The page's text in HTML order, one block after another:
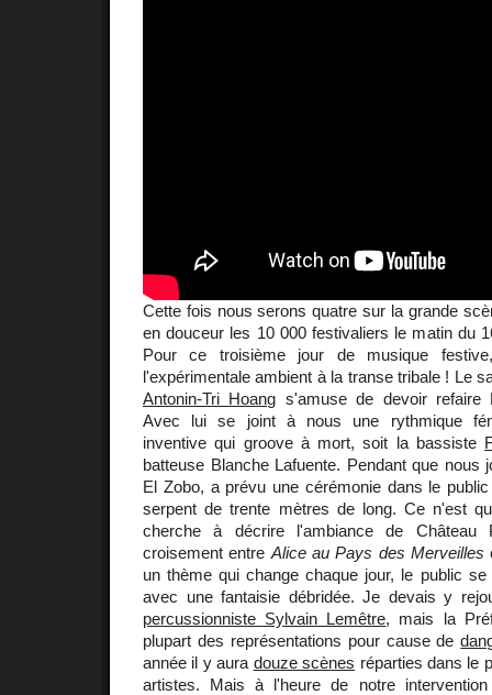
Cette fois nous serons quatre sur la grande
en douceur les 10 000 festivaliers le matin du
Pour ce troisième jour de musique
l'expérimentale ambient à la transe tribale ! Le
Antonin-Tri Hoang s'amuse de devoir refaire
Avec lui se joint à nous une rythmique
inventive qui groove à mort, soit la bassiste
batteuse Blanche Lafuente. Pendant que nous
El Zobo, a prévu une cérémonie dans le
serpent de trente mètres de long. Ce n'est
cherche à décrire l'ambiance de Château
croisement entre Alice au Pays des Merveilles
un thème qui change chaque jour, le public
avec une fantaisie débridée. Je devais y
percussionniste Sylvain Lemêtre, mais la
plupart des représentations pour cause de
année il y aura douze scènes réparties dans le
artistes. Mais à l'heure de notre